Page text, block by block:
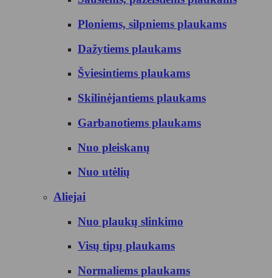
Ploniems, silpniems plaukams
Dažytiems plaukams
Šviesintiems plaukams
Skilinėjantiems plaukams
Garbanotiems plaukams
Nuo pleiskanų
Nuo utėlių
Aliejai
Nuo plaukų slinkimo
Visų tipų plaukams
Normaliems plaukams